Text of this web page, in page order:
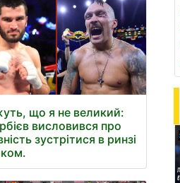
що я не великий:
висловився про
зустрітися в ринзі